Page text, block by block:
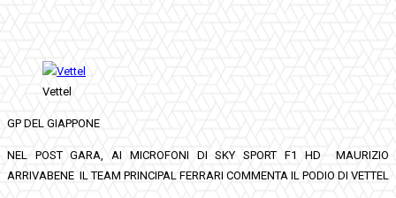
Vettel
GP DEL GIAPPONE
NEL POST GARA, AI MICROFONI DI SKY SPORT F1 HD MAURIZIO
ARRIVABENE IL TEAM PRINCIPAL FERRARI COMMENTA IL PODIO DI VETTEL